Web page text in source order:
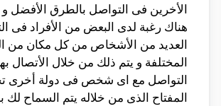
الأخرين فى التواصل بالطرق الأفضل و
هناك رغبة لدى البعض من الأفراد فى
العديد من الأشخاص من كل مكان من
المختلفة و يتم ذلك من خلال الأتصال
التواصل مع اى شخص فى دولة أخرى
المفتاح الذى من خلاله يتم السماح لك